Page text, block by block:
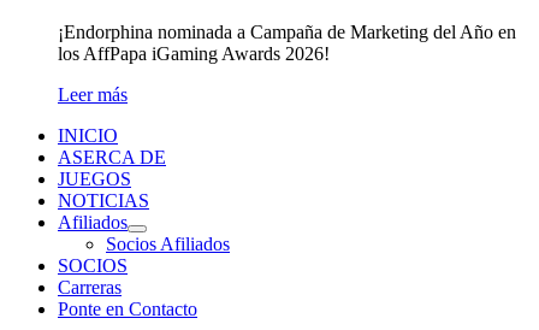
¡Endorphina nominada a Campaña de Marketing del Año en
los AffPapa iGaming Awards 2026!
Leer más
INICIO
ASERCA DE
JUEGOS
NOTICIAS
Afiliados
Socios Afiliados
SOCIOS
Carreras
Ponte en Contacto